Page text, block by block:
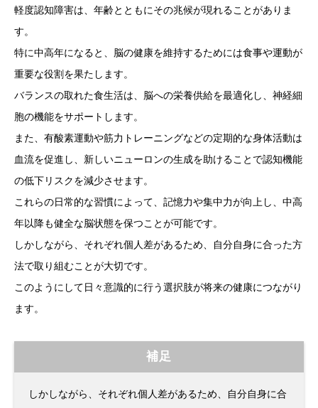
軽度認知障害は、年齢とともにその兆候が現れることがありま
す。
特に中高年になると、脳の健康を維持するためには食事や運動が
重要な役割を果たします。
バランスの取れた食生活は、脳への栄養供給を最適化し、神経細
胞の機能をサポートします。
また、有酸素運動や筋力トレーニングなどの定期的な身体活動は
血流を促進し、新しいニューロンの生成を助けることで認知機能
の低下リスクを減少させます。
これらの日常的な習慣によって、記憶力や集中力が向上し、中高
年以降も健全な脳状態を保つことが可能です。
しかしながら、それぞれ個人差があるため、自分自身に合った方
法で取り組むことが大切です。
このようにして日々意識的に行う選択肢が将来の健康につながり
ます。
補足
しかしながら、それぞれ個人差があるため、自分自身に合